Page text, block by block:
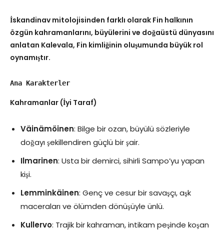
İskandinav mitolojisinden farklı olarak Fin halkının
özgün kahramanlarını, büyülerini ve doğaüstü dünyasını
anlatan Kalevala, Fin kimliğinin oluşumunda büyük rol
oynamıştır.
Ana Karakterler
Kahramanlar (İyi Taraf)
Väinämöinen: Bilge bir ozan, büyülü sözleriyle
doğayı şekillendiren güçlü bir şair.
Ilmarinen: Usta bir demirci, sihirli Sampo’yu yapan
kişi.
Lemminkäinen: Genç ve cesur bir savaşçı, aşk
maceraları ve ölümden dönüşüyle ünlü.
Kullervo: Trajik bir kahraman, intikam peşinde koşan